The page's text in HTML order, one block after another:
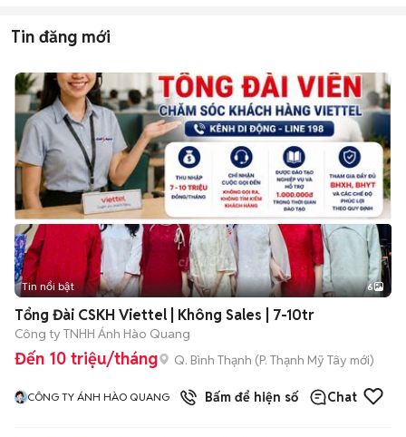
Tin đăng mới
+2
Tin nổi bật 6
Tổng Đài CSKH Viettel | Không Sales | 7-10tr
Công ty TNHH Ánh Hào Quang
Đến 10 triệu/tháng Q. Bình Thạnh (P. Thạnh Mỹ Tây mới)
CÔNG TY ÁNH HÀO QUANG Bấm để hiện số Chat